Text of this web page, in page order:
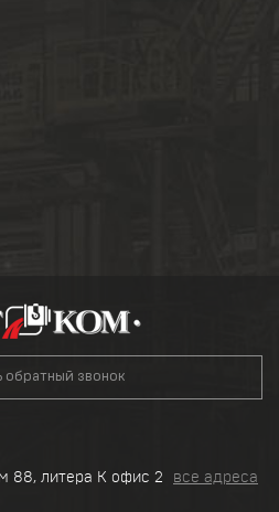
обратный звонок
88, литера К офис 2 все адреса